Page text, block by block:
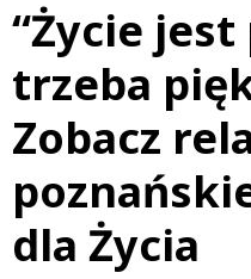
“Życie
trzeba
Zobacz
dla Życia